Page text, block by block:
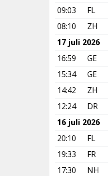
09:03
FL
08:10
ZH
17 juli 2026
16:59
GE
15:34
GE
14:42
ZH
12:24
DR
16 juli 2026
20:10
FL
19:33
FR
17:30
NH